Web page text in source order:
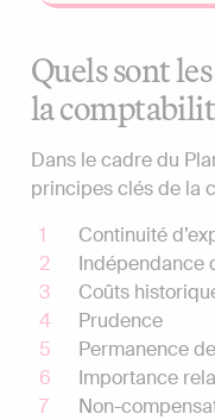
Quels sont
la
Dans le cadre du
principes clés de la
Continuité
Indépendance
Coûts
Prudence
Permanence
Importance
Non-